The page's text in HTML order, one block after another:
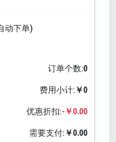
动下单)
订单个数:0
费用小计: ￥0
优惠折扣:-￥0.00
需要支付: ￥0.00